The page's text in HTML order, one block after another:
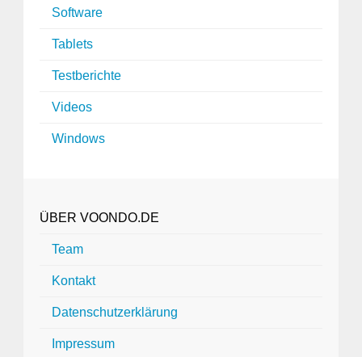
Software
Tablets
Testberichte
Videos
Windows
ÜBER VOONDO.DE
Team
Kontakt
Datenschutzerklärung
Impressum